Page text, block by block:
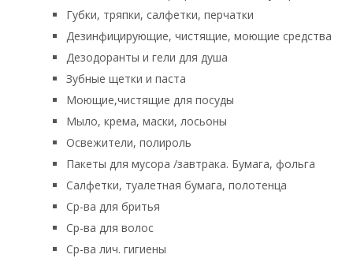
Губки, тряпки, салфетки, перчатки
Дезинфицирующие, чистящие, моющие средства
Дезодоранты и гели для душа
Зубные щетки и паста
Моющие,чистящие для посуды
Мыло, крема, маски, лосьоны
Освежители, полироль
Пакеты для мусора /завтрака. Бумага, фольга
Салфетки, туалетная бумага, полотенца
Ср-ва для бритья
Ср-ва для волос
Ср-ва лич. гигиены